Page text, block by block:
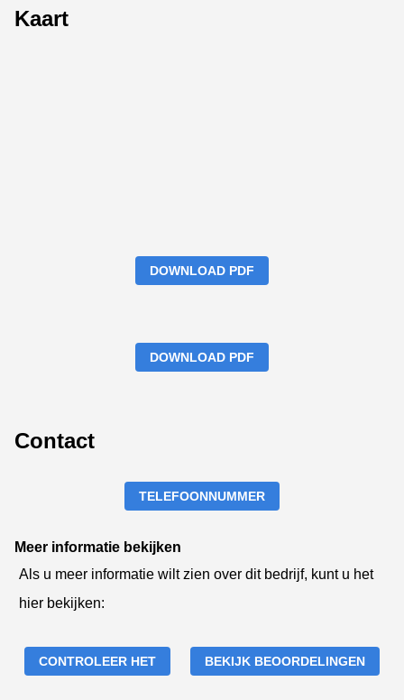
Kaart
DOWNLOAD PDF
DOWNLOAD PDF
Contact
TELEFOONNUMMER
Meer informatie bekijken
Als u meer informatie wilt zien over dit bedrijf, kunt u het
hier bekijken:
CONTROLEER HET BEKIJK BEOORDELINGEN